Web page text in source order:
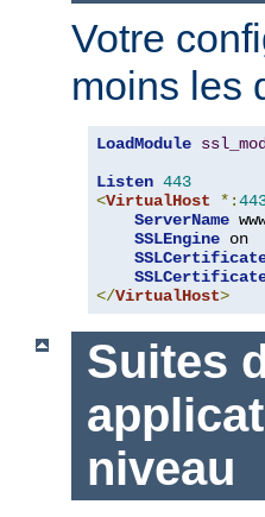
Votre
moins les
LoadModule
Listen 443
<VirtualHost *:
ServerName
SSLEngine on
</VirtualHost>
Suites
niveau